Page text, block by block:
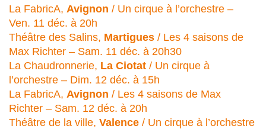
La FabricA, Avignon / Un cirque à l’orchestre –
Ven. 11 déc. à 20h
Théâtre des Salins, Martigues / Les 4 saisons de
Max Richter – Sam. 11 déc. à 20h30
La Chaudronnerie, La Ciotat / Un cirque à
l’orchestre – Dim. 12 déc. à 15h
La FabricA, Avignon / Les 4 saisons de Max
Richter – Sam. 12 déc. à 20h
Théâtre de la ville, Valence / Un cirque à l’orchestre